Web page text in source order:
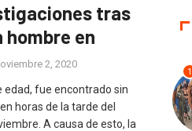
tras
hombre en
2, 2020
edad, fue encontrado sin
horas de la tarde del
A causa de esto, la
1